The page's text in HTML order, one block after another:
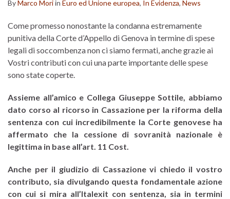
ByMarco Moriin Euro ed Unione europea, In Evidenza, News
Come promesso nonostante la condanna estremamente
punitiva della Corte d’Appello di Genova in termine di spese
legali di soccombenza non ci siamo fermati, anche grazie ai
Vostri contributi con cui una parte importante delle spese
sono state coperte.
Assieme all’amico e Collega Giuseppe Sottile, abbiamo
dato corso al ricorso in Cassazione per la riforma della
sentenza con cui incredibilmente la Corte genovese ha
affermato che la cessione di sovranità nazionale è
legittima in base all’art. 11 Cost.
Anche per il giudizio di Cassazione vi chiedo il vostro
contributo, sia divulgando questa fondamentale azione
con cui si mira all’Italexit con sentenza, sia in termini